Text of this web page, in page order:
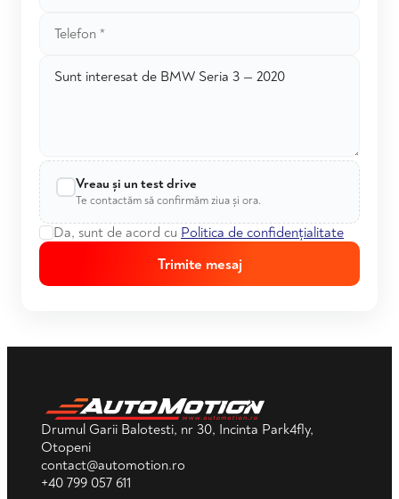
Vreau și un test drive
Te contactăm să confirmăm ziua și ora.
Da, sunt de acord cu Politica de confidențialitate
Trimite mesaj
Drumul Garii Balotesti, nr 30, Incinta Park4fly,
Otopeni
contact@automotion.ro
+40 799 057 611